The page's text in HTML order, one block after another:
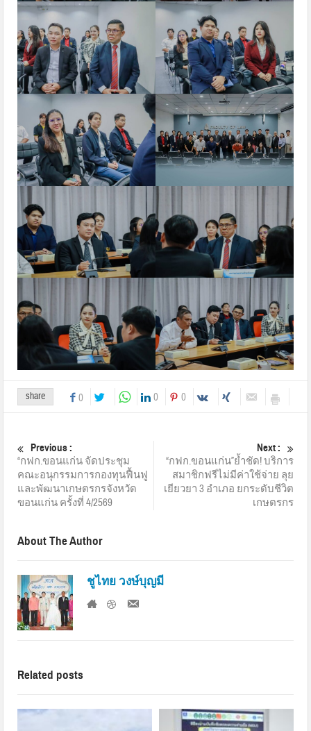
share 0 0 0
Previous :
“กฟก.ขอนแก่น จัดประชุม
คณะอนุกรรมการกองทุนฟื้นฟู
และพัฒนาเกษตรกรจังหวัด
ขอนแก่น ครั้งที่ 4/2569
Next :
“กฟก.ขอนแก่น”ย้ำชัด! บริการ
สมาชิกฟรีไม่มีค่าใช้จ่าย ลุย
เยียวยา 3 อำเภอ ยกระดับชีวิต
เกษตรกร
About The Author
ชูไทย วงษ์บุญมี
Related posts